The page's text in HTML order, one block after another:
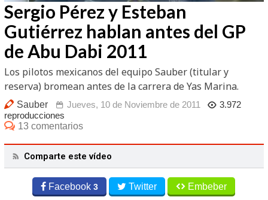
Sergio Pérez y Esteban
Gutiérrez hablan antes del GP
de Abu Dabi 2011
Los pilotos mexicanos del equipo Sauber (titular y
reserva) bromean antes de la carrera de Yas Marina.
Sauber Jueves, 10 de Noviembre de 2011
3.972
reproducciones
13 comentarios
Comparte este vídeo
Facebook3 Twitter Embeber